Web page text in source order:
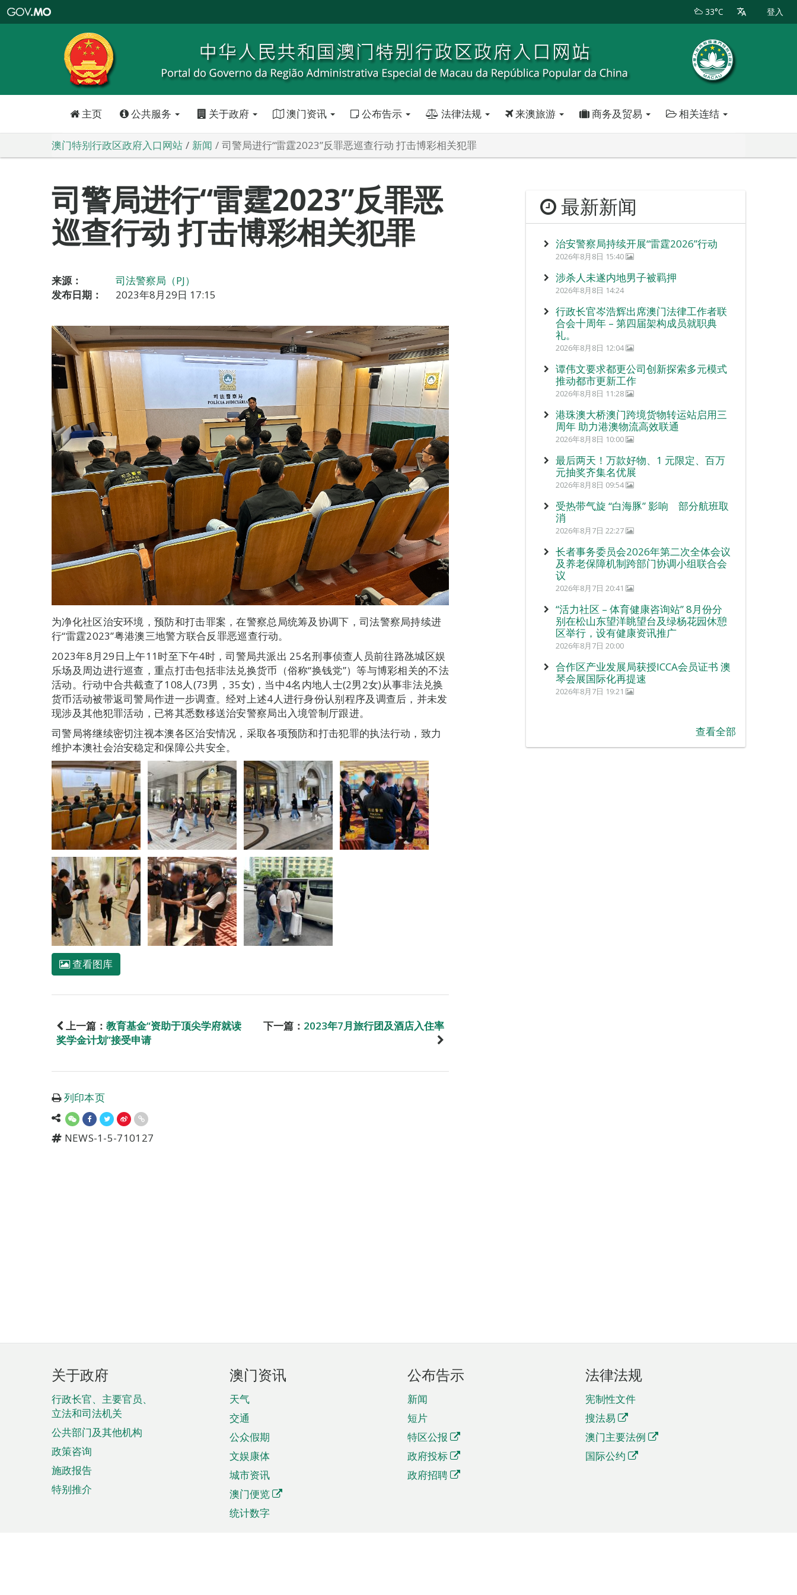
特
政
区
政
口
33°C 登入
主页 公共服务 关于政府 澳门资讯 公布告示 法律法规 来澳旅游 商务及贸易 相关连结
澳门特别行政区政府入口网站 新闻 司警局进行“雷霆2023”反罪恶巡查行动 打击博彩相关犯罪
司警局进行“雷霆2023”反罪恶
巡查行动 打击博彩相关犯罪
来源：
司法警察局（PJ）
发布日期：
2023年8月29日 17:15
为净化社区治安环境，预防和打击罪案，在警察总局统筹及协调下，司法警察局持续进
行“雷霆2023”粤港澳三地警方联合反罪恶巡查行动。
2023年8月29日上午11时至下午4时，司警局共派出 25名刑事侦查人员前往路氹城区娱
乐场及周边进行巡查，重点打击包括非法兑换货币（俗称“换钱党”）等与博彩相关的不法
活动。行动中合共截查了108人(73男，35女)，当中4名内地人士(2男2女)从事非法兑换
货币活动被带返司警局作进一步调查。经对上述4人进行身份认别程序及调查后，并未发
现涉及其他犯罪活动，已将其悉数移送治安警察局出入境管制厅跟进。
司警局将继续密切注视本澳各区治安情况，采取各项预防和打击犯罪的执法行动，致力
维护本澳社会治安稳定和保障公共安全。
查看图库
上一篇： 教育基金“资助于顶尖学府就读
奖学金计划”接受申请
下一篇： 2023年7月旅行团及酒店入住率
列印本页
NEWS-1-5-710127
最新新闻
治安警察局持续开展“雷霆2026”行动
2026年8月8日 15:40
涉杀人未遂内地男子被羁押
2026年8月8日 14:24
行政长官岑浩辉出席澳门法律工作者联
合会十周年 – 第四届架构成员就职典
礼。
2026年8月8日 12:04
谭伟文要求都更公司创新探索多元模式
推动都市更新工作
2026年8月8日 11:28
港珠澳大桥澳门跨境货物转运站启用三
周年 助力港澳物流高效联通
2026年8月8日 10:00
最后两天！万款好物、1 元限定、百万
元抽奖齐集名优展
2026年8月8日 09:54
受热带气旋 “白海豚” 影响 部分航班取
消
2026年8月7日 22:27
长者事务委员会2026年第二次全体会议
及养老保障机制跨部门协调小组联合会
议
2026年8月7日 20:41
“活力社区 – 体育健康咨询站” 8月份分
别在松山东望洋眺望台及绿杨花园休憩
区举行，设有健康资讯推广
2026年8月7日 20:00
合作区产业发展局获授ICCA会员证书 澳
琴会展国际化再提速
2026年8月7日 19:21
查看全部
页
脚
菜
单
关于政府
行政长官、主要官员、
立法和司法机关
公共部门及其他机构
政策咨询
施政报告
特别推介
澳门资讯
天气
交通
公众假期
文娱康体
城市资讯
澳门便览
统计数字
公布告示
新闻
短片
特区公报
政府投标
政府招聘
法律法规
宪制性文件
搜法易
澳门主要法例
国际公约